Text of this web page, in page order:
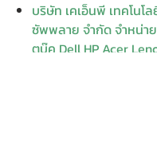
บริษัท เคเอ็นพี เทคโนโ
ซัพพลาย จำกัด จำหน่า
ตบุ๊ค Dell HP Acer